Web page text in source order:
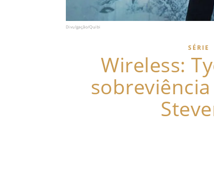
Divulgação/Quibi
SÉRIE
Wireless: